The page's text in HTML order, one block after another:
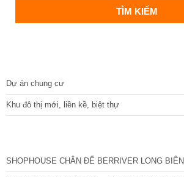
Dự án chung cư
Khu đô thị mới, liền kề, biệt thự
SHOPHOUSE CHÂN ĐẾ BERRIVER LONG BIÊN